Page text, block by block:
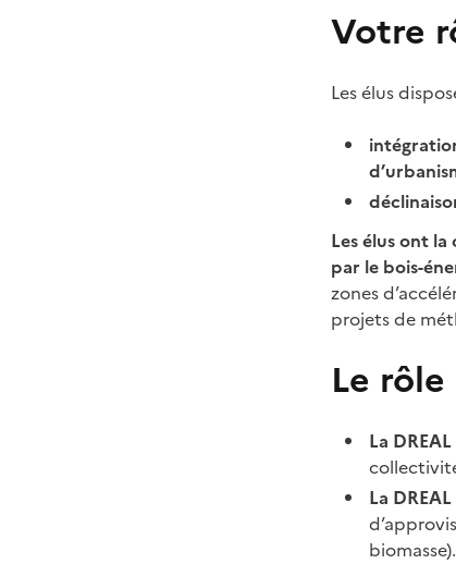
Votre
Les élus
Les élus ont
par le bois-
zones
projets de
Le
La
La
biomasse).